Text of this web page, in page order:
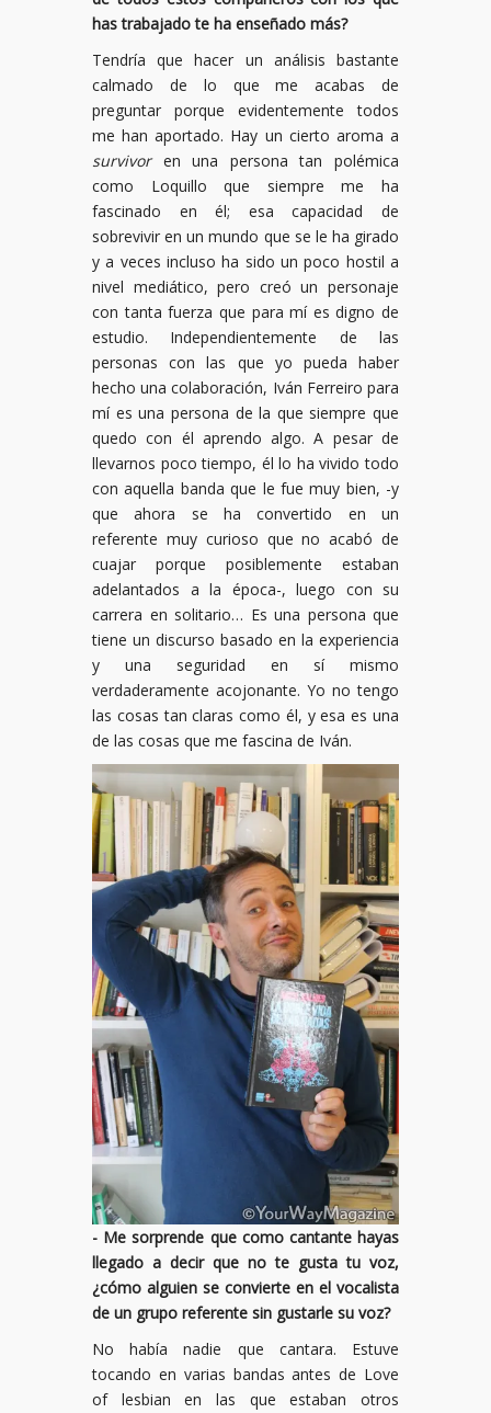
has trabajado te ha enseñado más?
Tendría que hacer un análisis bastante
calmado de lo que me acabas de
preguntar porque evidentemente todos
me han aportado. Hay un cierto aroma a
survivoren una persona tan polémica
como Loquillo que siempre me ha
fascinado en él; esa capacidad de
sobrevivir en un mundo que se le ha girado
y a veces incluso ha sido un poco hostil a
nivel mediático, pero creó un personaje
con tanta fuerza que para mí es digno de
estudio. Independientemente de las
personas con las que yo pueda haber
hecho una colaboración, Iván Ferreiro para
mí es una persona de la que siempre que
quedo con él aprendo algo. A pesar de
llevarnos poco tiempo, él lo ha vivido todo
con aquella banda que le fue muy bien, -y
que ahora se ha convertido en un
referente muy curioso que no acabó de
cuajar porque posiblemente estaban
adelantados a la época-, luego con su
carrera en solitario… Es una persona que
tiene un discurso basado en la experiencia
y una seguridad en sí mismo
verdaderamente acojonante. Yo no tengo
las cosas tan claras como él, y esa es una
de las cosas que me fascina de Iván.
- Me sorprende que como cantante hayas
llegado a decir que no te gusta tu voz,
¿cómo alguien se convierte en el vocalista
de un grupo referente sin gustarle su voz?
No había nadie que cantara. Estuve
tocando en varias bandas antes de Love
of lesbian en las que estaban otros